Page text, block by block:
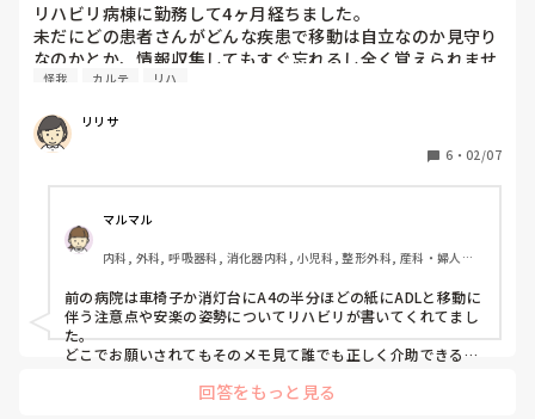
リハビリ病棟に勤務して4ヶ月経ちました。
未だにどの患者さんがどんな疾患で移動は自立なのか見守り
なのかとか、情報収集してもすぐ忘れるし全く覚えられませ
ん。
に車椅子だと思って連れていったら身障者用トイレに車椅子
で連れていかなきゃいけなかったことを後で知りました。
作は違うし、ずっと一緒のADLならまだしも回復に伴って
ADLは変化していきいつの間にかまた動作方法が変わってま
す。
全く追いつきません。どうやって覚えたらいいんでしょう…
ずっとPCカルテとにらめっこしてますが覚えられる気がし
ません…要領も悪く仕事ができない自分に嫌になります…
怪我 カルテ リハ
リリサ
6 ・ 02/07
マルマル
内科, 外科, 呼吸器科, 消化器内科, 小児科, 整形外科, 産科・婦人科,
期, ICU, CCU, HCU, プリセプター, 病棟, リーダー, 神経内科, 脳神
経外科, GCU, 消化器外科, 一般病院, 大学病院, 慢性期, 終末期, オ
ペ室
前の病院は車椅子か消灯台にA4の半分ほどの紙にADLと移動に
伴う注意点や安楽の姿勢についてリハビリが書いてくれてまし
た。
どこでお願いされてもそのメモ見て誰でも正しく介助できるよ
他の人からメモが見れないように車椅子のポケット、消灯台の
回答をもっと見る